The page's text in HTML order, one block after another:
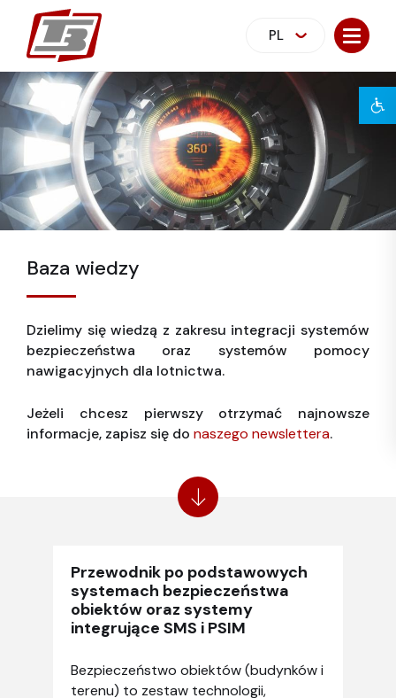
PL
Baza wiedzy
Dzielimy się wiedzą z zakresu integracji systemów
bezpieczeństwa oraz systemów pomocy
nawigacyjnych dla lotnictwa.
Jeżeli chcesz pierwszy otrzymać najnowsze
informacje, zapisz się do naszego newslettera.
Przewodnik po podstawowych
systemach bezpieczeństwa
obiektów oraz systemy
integrujące SMS i PSIM
Bezpieczeństwo obiektów (budynków i
terenu) to zestaw technologii,